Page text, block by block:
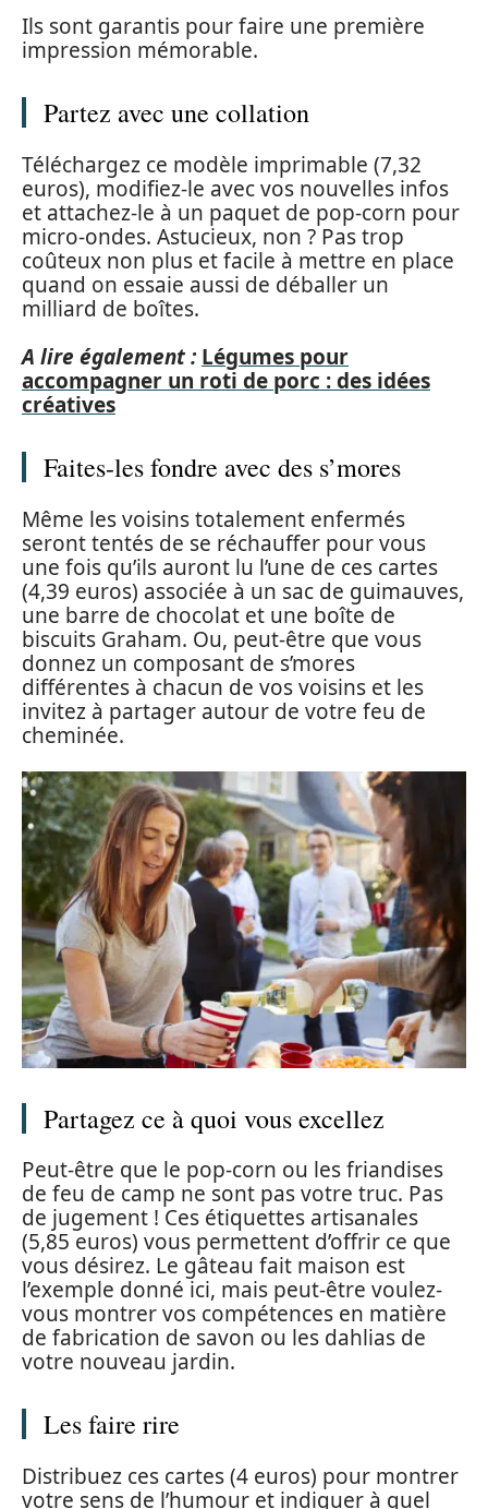
Ils sont garantis pour faire une première
impression mémorable.
Partez avec une collation
Téléchargez ce modèle imprimable (7,32
euros), modifiez-le avec vos nouvelles infos
et attachez-le à un paquet de pop-corn pour
micro-ondes. Astucieux, non ? Pas trop
coûteux non plus et facile à mettre en place
quand on essaie aussi de déballer un
milliard de boîtes.
A lire également : Légumes pour
accompagner un roti de porc : des idées
créatives
Faites-les fondre avec des s’mores
Même les voisins totalement enfermés
seront tentés de se réchauffer pour vous
une fois qu’ils auront lu l’une de ces cartes
(4,39 euros) associée à un sac de guimauves,
une barre de chocolat et une boîte de
biscuits Graham. Ou, peut-être que vous
donnez un composant de s’mores
différentes à chacun de vos voisins et les
invitez à partager autour de votre feu de
cheminée.
Partagez ce à quoi vous excellez
Peut-être que le pop-corn ou les friandises
de feu de camp ne sont pas votre truc. Pas
de jugement ! Ces étiquettes artisanales
(5,85 euros) vous permettent d’offrir ce que
vous désirez. Le gâteau fait maison est
l’exemple donné ici, mais peut-être voulez-
vous montrer vos compétences en matière
de fabrication de savon ou les dahlias de
votre nouveau jardin.
Les faire rire
Distribuez ces cartes (4 euros) pour montrer
votre sens de l’humour et indiquer à quel